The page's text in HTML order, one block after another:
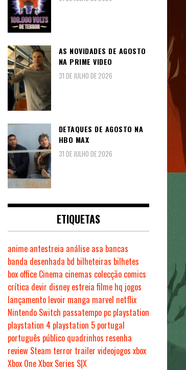
AS NOVIDADES DE AGOSTO
NA PRIME VIDEO
31 DE JULHO DE 2026
DETAQUES DE AGOSTO NA
HBO MAX
31 DE JULHO DE 2026
ETIQUETAS
anime antestreia análise asa bancas
banda desenhada bd bilheteiras bilhetes
box office Cinema cinemas colecção comics
crítica devir disney estreiafilme hq jogos
lançamento levoir manga marvel netflix
Nintendo Switch passatempo pc playstation
playstation 4 playstation 5 portugal
português público quadrinhos resenha
review Steam terror trailer videojogos xbox
Xbox OneXbox Series S|X